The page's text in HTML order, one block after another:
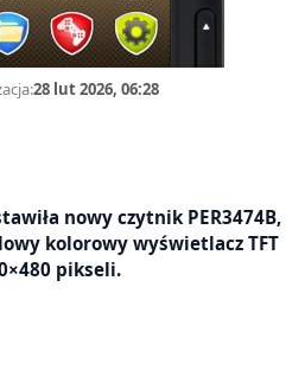
28 lut 2026, 06:28
nowy czytnik PER3474B,
kolorowy wyświetlacz TFT
pikseli.